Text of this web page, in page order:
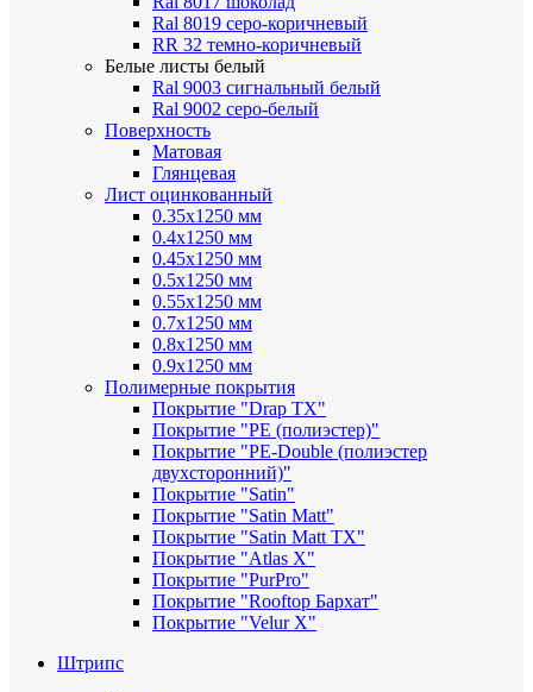
Ral 8019 серо-коричневый
RR 32 темно-коричневый
Белые листы белый
Ral 9003 сигнальный белый
Ral 9002 серо-белый
Поверхность
Матовая
Глянцевая
Лист оцинкованный
0.35х1250 мм
0.4х1250 мм
0.45х1250 мм
0.5х1250 мм
0.55х1250 мм
0.7х1250 мм
0.8х1250 мм
0.9х1250 мм
Полимерные покрытия
Покрытие "Drap TX"
Покрытие "PE (полиэстер)"
Покрытие "PE-Double (полиэстер
двухсторонний)"
Покрытие "Satin"
Покрытие "Satin Мatt"
Покрытие "Satin Matt TX"
Покрытие "Atlas X"
Покрытие "PurPro"
Покрытие "Rooftop Бархат"
Покрытие "Velur X"
Штрипс